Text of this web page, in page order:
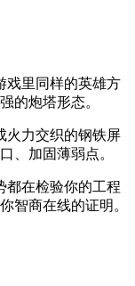
戏里同样的英雄方
的炮塔形态。
火力交织的钢铁屏
、加固薄弱点。
都在检验你的工程
智商在线的证明。